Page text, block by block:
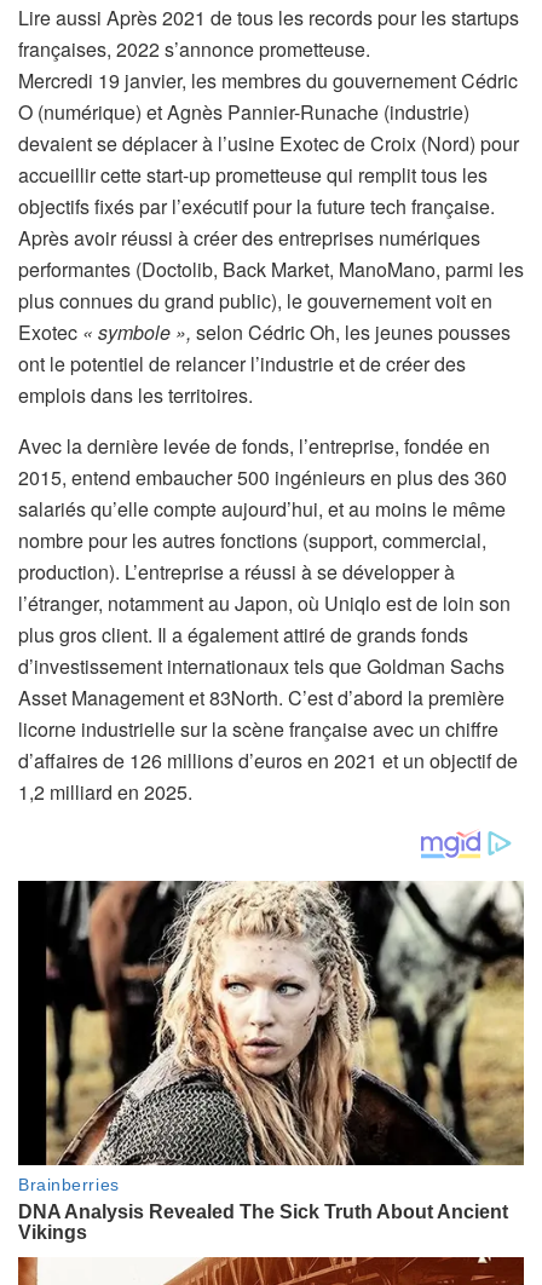
Lire aussi A
r
t
i
c
l
e
r
é
s
e
r
v
à
n
o
s
a
b
o
n
n
é
s
Après 2021 de tous les records pour les startups
françaises, 2022 s’annonce prometteuse.
Mercredi 19 janvier, les membres du gouvernement Cédric
O (numérique) et Agnès Pannier-Runache (industrie)
devaient se déplacer à l’usine Exotec de Croix (Nord) pour
accueillir cette start-up prometteuse qui remplit tous les
objectifs fixés par l’exécutif pour la future tech française.
Après avoir réussi à créer des entreprises numériques
performantes (Doctolib, Back Market, ManoMano, parmi les
plus connues du grand public), le gouvernement voit en
Exotec « symbole », selon Cédric Oh, les jeunes pousses
ont le potentiel de relancer l’industrie et de créer des
emplois dans les territoires.
Avec la dernière levée de fonds, l’entreprise, fondée en
2015, entend embaucher 500 ingénieurs en plus des 360
salariés qu’elle compte aujourd’hui, et au moins le même
nombre pour les autres fonctions (support, commercial,
production). L’entreprise a réussi à se développer à
l’étranger, notamment au Japon, où Uniqlo est de loin son
plus gros client. Il a également attiré de grands fonds
d’investissement internationaux tels que Goldman Sachs
Asset Management et 83North. C’est d’abord la première
licorne industrielle sur la scène française avec un chiffre
d’affaires de 126 millions d’euros en 2021 et un objectif de
1,2 milliard en 2025.